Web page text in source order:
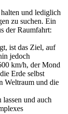
und lediglich
zu suchen. Ein
der Raumfahrt:
ist das Ziel, auf
jedoch
km/h, der Mond
Erde selbst
Weltraum und die
und auch